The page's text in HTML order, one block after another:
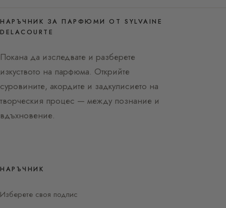
НАРЪЧНИК ЗА ПАРФЮМИ ОТ SYLVAINE
DELACOURTE
Покана да изследвате и разберете
изкуството на парфюма. Открийте
суровините, акордите и задкулисието на
творческия процес — между познание и
вдъхновение.
НАРЪЧНИК
Изберете своя подпис